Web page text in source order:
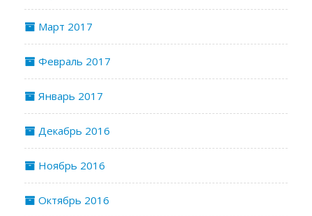
Март 2017
Февраль 2017
Январь 2017
Декабрь 2016
Ноябрь 2016
Октябрь 2016